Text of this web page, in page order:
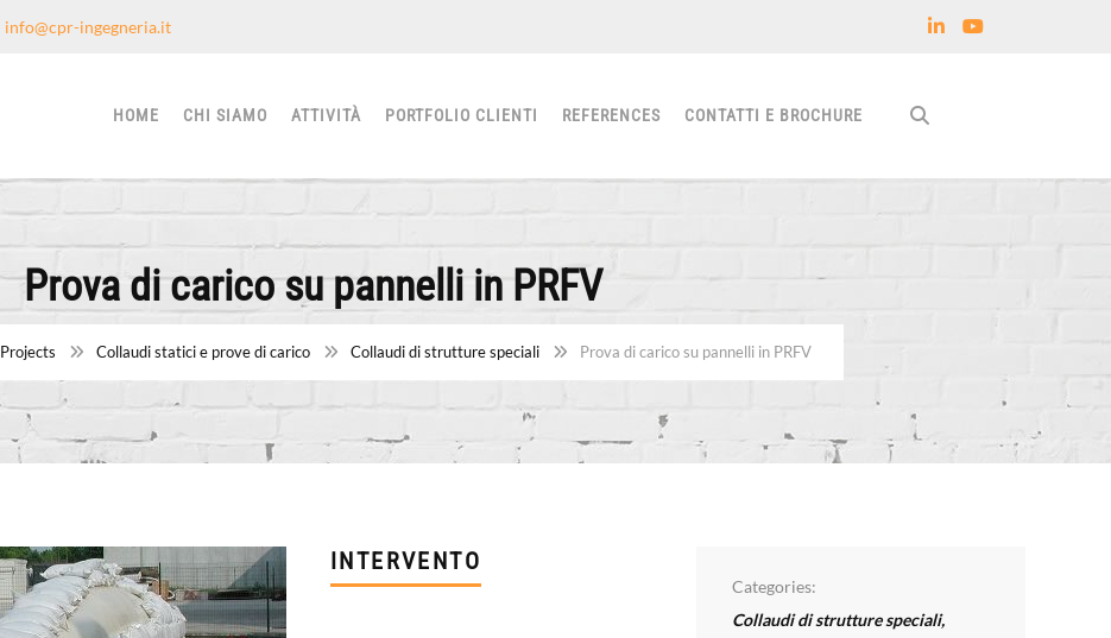
info@cpr-ingegneria.it
HOME CHI SIAMO ATTIVITÀ PORTFOLIO CLIENTI REFERENCES CONTATTI E BROCHURE
Prova di carico su pannelli in PRFV
Projects Collaudi statici e prove di carico Collaudi di strutture speciali Prova di carico su pannelli in PRFV
INTERVENTO
Categories:
Collaudi di strutture speciali,